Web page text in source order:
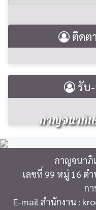
ติดต
รับ-
กาญจนาภิ
กาญจนาภิ
เลขที่ 99 หมู่ 16 ตำ
ก
E-mail สำนักงาน :